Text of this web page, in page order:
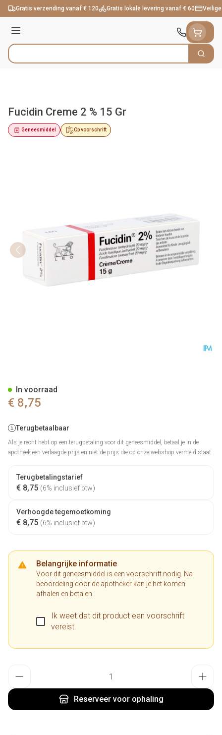
Ga naar de inhoud
Gratis verzending vanaf € 120 Gratis lokale levering vanaf € 60
Menu
Product, merk, categorie... Zoek
Fucidin Creme 2 % 15 Gr
Op voorschrift
Geneesmiddel
€ 8,75
Terugbetaalbaar
Als je recht hebt op een terugbetaling voor dit geneesmiddel, betaal je in de
apotheek een verlaagde prijs en niet de prijs die op onze webshop vermeld staat.
Terugbetalingstarief
€ 8,75 (6% inclusief btw)
Verhoogde tegemoetkoming
€ 8,75 (6% inclusief btw)
Belangrijke informatie
Voor dit geneesmiddel is een voorschrift nodig. Na
beoordeling door de apotheker kan je het komen
afhalen en betalen.
Ik weet dat dit product een voorschrift
vereist.
Reserveervoor ophaling
In voorraad